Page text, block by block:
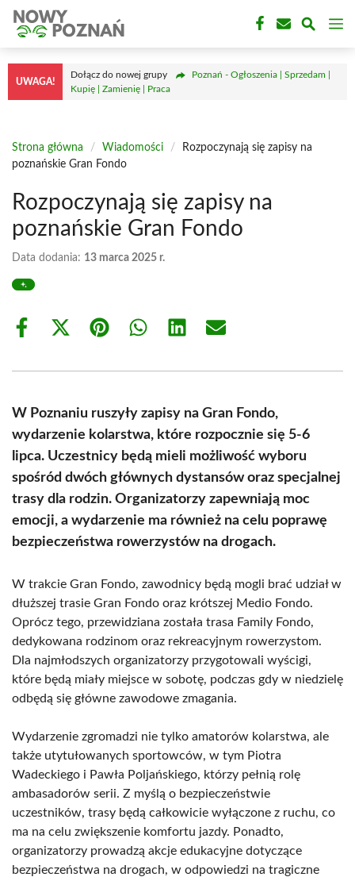
Przejdź
treści
UWAGA!
Dołącz do nowej grupy
Poznań - Ogłoszenia | Sprzedam |
Kupię | Zamienię | Praca
Strona główna / Wiadomości /
Rozpoczynają się zapisy na
poznańskie Gran Fondo
Rozpoczynają się zapisy na
poznańskie Gran Fondo
Data dodania: 13 marca 2025 r.
Share
Share
(Twitter)
Share Share Share Share
W Poznaniu ruszyły zapisy na Gran Fondo,
wydarzenie kolarstwa, które rozpocznie się 5-6
lipca. Uczestnicy będą mieli możliwość wyboru
spośród dwóch głównych dystansów oraz specjalnej
trasy dla rodzin. Organizatorzy zapewniają moc
emocji, a wydarzenie ma również na celu poprawę
bezpieczeństwa rowerzystów na drogach.
W trakcie Gran Fondo, zawodnicy będą mogli brać udział w
dłuższej trasie Gran Fondo oraz krótszej Medio Fondo.
Oprócz tego, przewidziana została trasa Family Fondo,
dedykowana rodzinom oraz rekreacyjnym rowerzystom.
Dla najmłodszych organizatorzy przygotowali wyścigi,
które będą miały miejsce w sobotę, podczas gdy w niedzielę
odbędą się główne zawodowe zmagania.
Wydarzenie zgromadzi nie tylko amatorów kolarstwa, ale
także utytułowanych sportowców, w tym Piotra
Wadeckiego i Pawła Poljańskiego, którzy pełnią rolę
ambasadorów serii. Z myślą o bezpieczeństwie
uczestników, trasy będą całkowicie wyłączone z ruchu, co
ma na celu zwiększenie komfortu jazdy. Ponadto,
organizatorzy prowadzą akcje edukacyjne dotyczące
bezpieczeństwa na drogach, w odpowiedzi na tragiczne